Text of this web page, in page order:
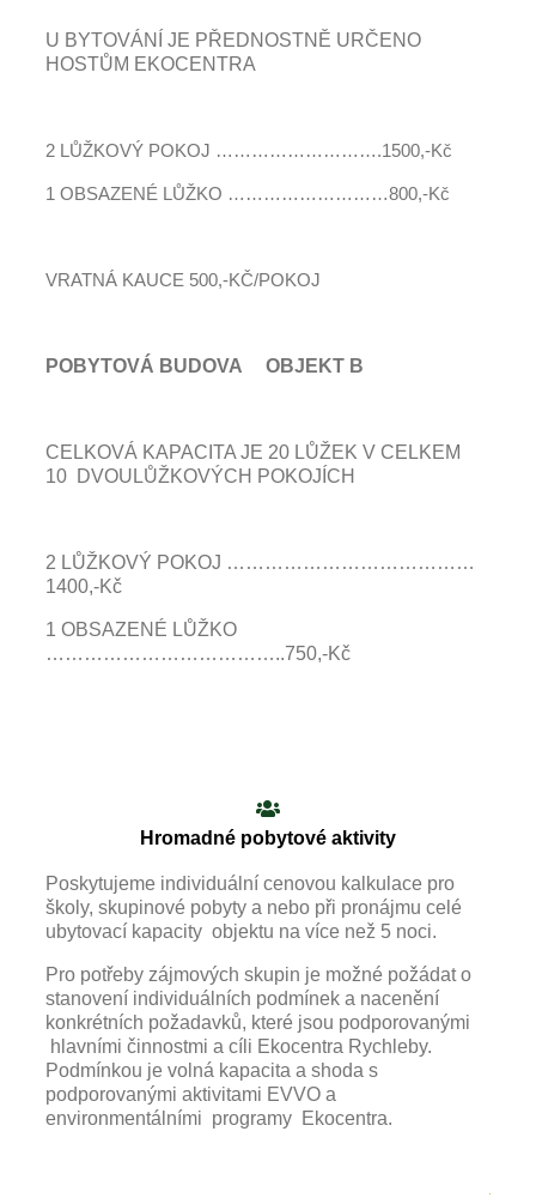
U BYTOVÁNÍ JE PŘEDNOSTNĚ URČENO
HOSTŮM EKOCENTRA
2 LŮŽKOVÝ POKOJ ……………………….1500,-Kč
1 OBSAZENÉ LŮŽKO ………………………800,-Kč
VRATNÁ KAUCE 500,-KČ/POKOJ
POBYTOVÁ BUDOVA OBJEKT B
CELKOVÁ KAPACITA JE 20 LŮŽEK V CELKEM
10 DVOULŮŽKOVÝCH POKOJÍCH
2 LŮŽKOVÝ POKOJ …………………………………
1400,-Kč
1 OBSAZENÉ LŮŽKO
………………………………..750,-Kč
Hromadné pobytové aktivity
Poskytujeme individuální cenovou kalkulace pro
školy, skupinové pobyty a nebo při pronájmu celé
ubytovací kapacity objektu na více než 5 noci.
Pro potřeby zájmových skupin je možné požádat o
stanovení individuálních podmínek a nacenění
konkrétních požadavků, které jsou podporovanými
hlavními činnostmi a cíli Ekocentra Rychleby.
Podmínkou je volná kapacita a shoda s
podporovanými aktivitami EVVO a
environmentálními programy Ekocentra.